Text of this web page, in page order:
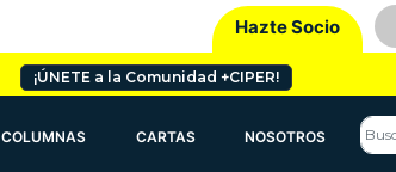
Hazte Socio
¡ÚNETE a la Comunidad +CIPER!
COLUMNAS CARTAS NOSOTROS